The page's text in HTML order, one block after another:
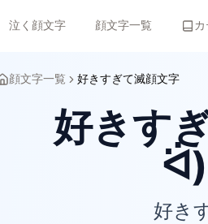
泣く顔文字 顔文字一覧
顔文字一覧 好きすぎて滅顔文字
好きす
好き